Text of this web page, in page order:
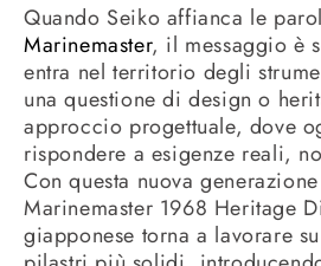
Quando Seiko affianca le
Marinemaster, il messaggio è
entra nel territorio degli
una questione di design o
approccio progettuale, dove
rispondere a esigenze reali,
Con questa nuova
Marinemaster 1968 Heritage
giapponese torna a lavorare